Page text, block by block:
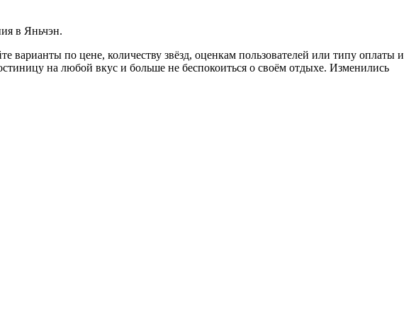
в Яньчэн.
варианты по цене, количеству звёзд, оценкам пользователей или типу оплаты и
на любой вкус и больше не беспокоиться о своём отдыхе. Изменились